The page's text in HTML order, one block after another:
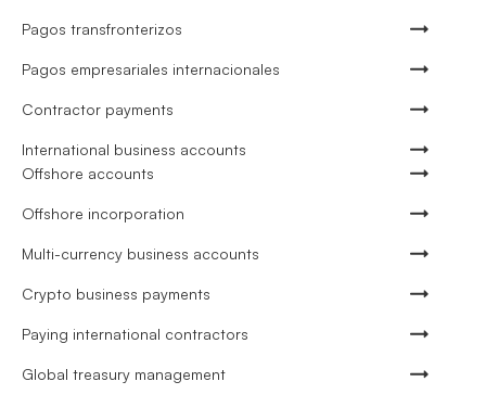
Pagos transfronterizos
Pagos empresariales internacionales
Contractor payments
International business accounts
Offshore accounts
Offshore incorporation
Multi-currency business accounts
Crypto business payments
Paying international contractors
Global treasury management